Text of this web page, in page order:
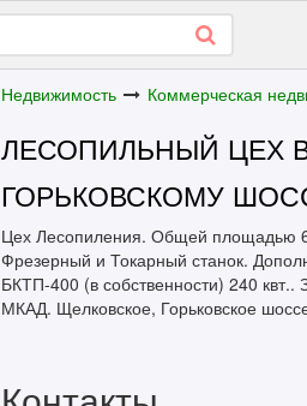
Недвижимость Коммерческая
ЛЕСОПИЛЬНЫЙ ЦЕХ
ГОРЬКОВСКОМУ
Цех Лесопиления. Общей площадью
Фрезерный и Токарный станок.
БКТП-400 (в собственности) 240
МКАД. Щелковское, Горьковское